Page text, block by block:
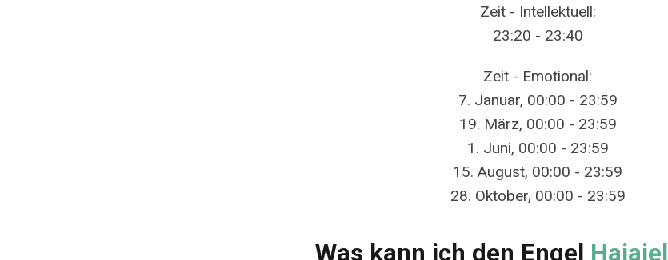
Zeit - Intellektuell:
23:20 - 23:40
Zeit - Emotional:
7. Januar, 00:00 - 23:59
19. März, 00:00 - 23:59
1. Juni, 00:00 - 23:59
15. August, 00:00 - 23:59
28. Oktober, 00:00 - 23:59
Was kann ich den Engel Haiaiel